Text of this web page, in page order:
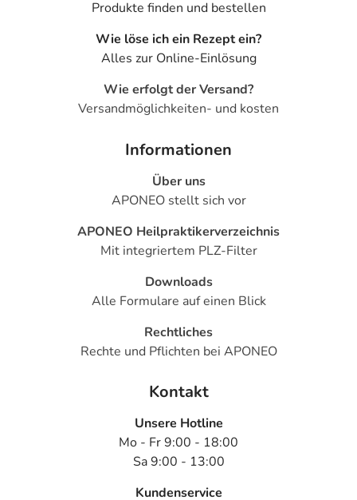
Produkte finden und bestellen
Wie löse ich ein Rezept ein?
Alles zur Online-Einlösung
Wie erfolgt der Versand?
Versandmöglichkeiten- und kosten
Informationen
Über uns
APONEO stellt sich vor
APONEO Heilpraktikerverzeichnis
Mit integriertem PLZ-Filter
Downloads
Alle Formulare auf einen Blick
Rechtliches
Rechte und Pflichten bei APONEO
Kontakt
Unsere Hotline
Mo - Fr 9:00 - 18:00
Sa 9:00 - 13:00
Kundenservice